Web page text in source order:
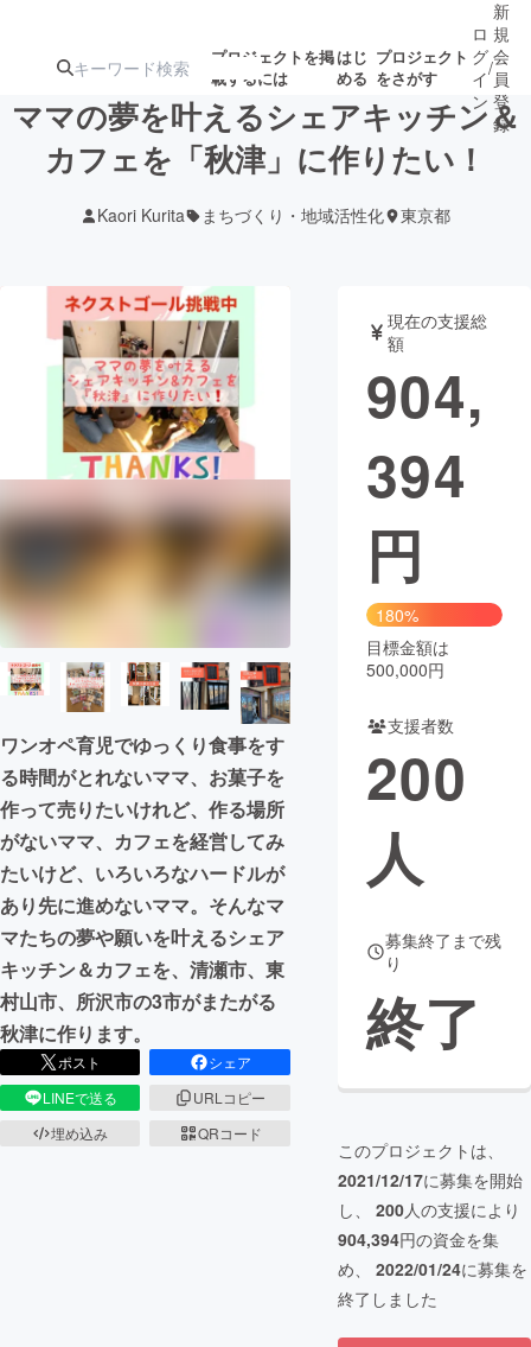
プロジェクトを掲
載するには
はじ
める
プロジェクト
をさがす
ターン
ジェクト
募集終了が近いプ
ロジェクト
もうすぐ公開
されます
アート・写真 音楽
テクノロジー・ガジェット ゲーム・サ
映像・映画
ビジネス・起業
まちづくり・地域活性化
CAMPFIRE for Social Good CAMPFIRE Creation
CAMPFIREふるさと納税machi-ya コミュニティ
ロ
グ
イ
ン
/
新
規
会
員
登
録
ママの夢を叶えるシェアキッチン＆
カフェを「秋津」に作りたい！
Kaori Kurita まちづくり・地域活性化 東京都
ワンオペ育児でゆっくり食事をす
る時間がとれないママ、お菓子を
作って売りたいけれど、作る場所
がないママ、カフェを経営してみ
たいけど、いろいろなハードルが
あり先に進めないママ。そんなマ
マたちの夢や願いを叶えるシェア
キッチン＆カフェを、清瀬市、東
村山市、所沢市の3市がまたがる
秋津に作ります。
ポスト
シェア
LINEで送る
URLコピー
埋め込み
QRコード
現在の支援総
額
904,
394
円
180%
目標金額は
500,000円
支援者数
200
人
募集終了まで残
り
終了
このプロジェクトは、
2021/12/17に募集を開始
し、 200人の支援により
904,394円の資金を集
め、 2022/01/24に募集を
終了しました